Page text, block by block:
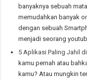
banyaknya sebuah
memudahkan banyak
dengan sebuah
menjadi seorang
5 Aplikasi Paling Jahil
kamu pernah atau
kamu? Atau mungkin